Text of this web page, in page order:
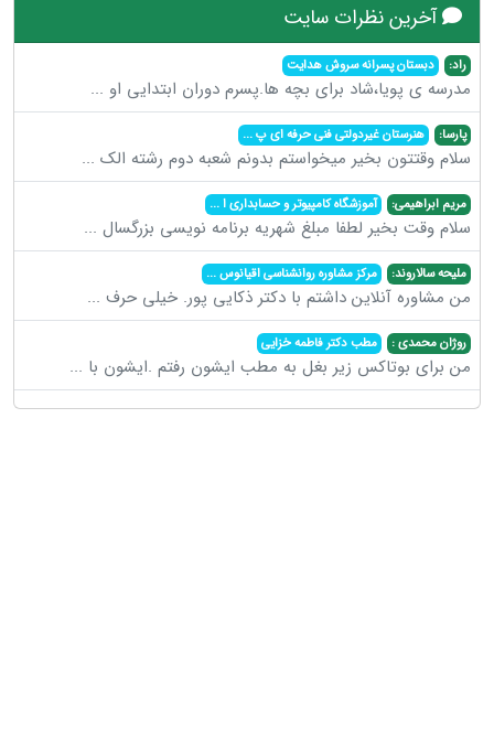
آخرین نظرات سایت
راد: دبستان پسرانه سروش هدایت
مدرسه ی پویا،شاد برای بچه ها.پسرم دوران ابتدایی او ...
پارسا: هنرستان غیردولتی فنی حرفه ای پ...
سلام وقتتون بخیر میخواستم بدونم شعبه دوم رشته الک ...
مریم ابراهیمی: آموزشگاه کامپیوتر و حسابداری ا...
سلام وقت بخیر لطفا مبلغ شهریه برنامه نویسی بزرگسال ...
ملیحه سالاروند: مرکز مشاوره روانشناسی اقیانوس...
من مشاوره آنلاین داشتم با دکتر ذکایی پور. خیلی حرف ...
روژان محمدی : مطب دکتر فاطمه خزایی
من برای بوتاکس زیر بغل به مطب ایشون رفتم .ایشون با ...